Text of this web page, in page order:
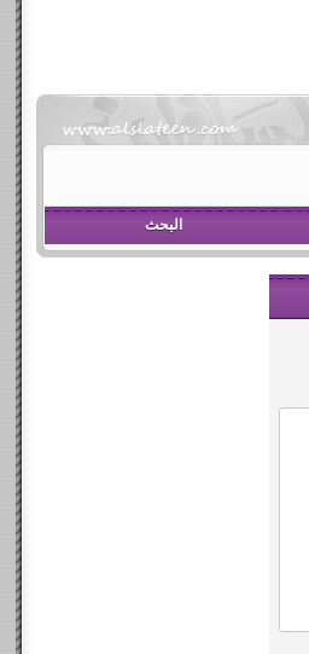
البحث